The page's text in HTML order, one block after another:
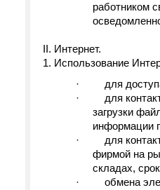
работником
II. Интернет.
Использование
· для доступа
· для
загрузки
информации
· для
фирмой на
складах,
· обмена